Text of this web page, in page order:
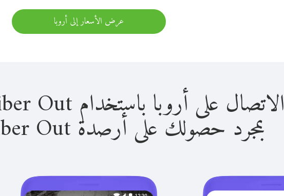
عرض الأسعار إلى أروبا
الاتصال على أروبا باستخدام Viber Out سهل للغاية.
بمجرد حصولك على أرصدة Viber Out، يمكنك: